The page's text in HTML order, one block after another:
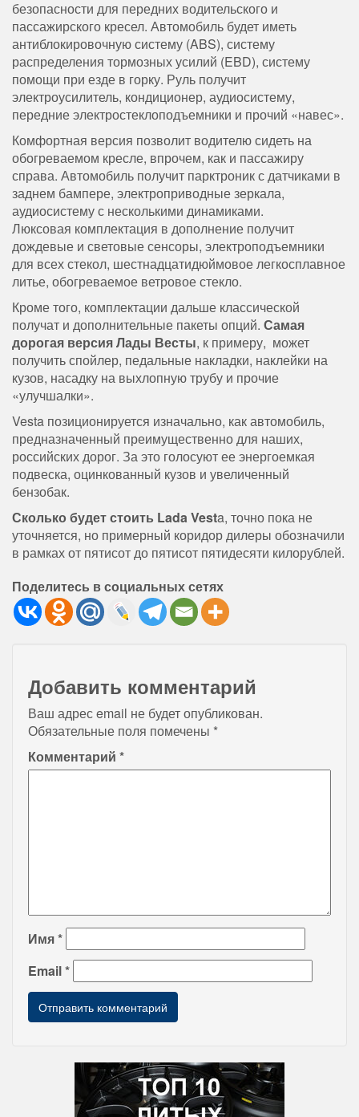
безопасности для передних водительского и
пассажирского кресел. Автомобиль будет иметь
антиблокировочную систему (ABS), систему
распределения тормозных усилий (EBD), систему
помощи при езде в горку. Руль получит
электроусилитель, кондиционер, аудиосистему,
передние электростеклоподъемники и прочий «навес».
Комфортная версия позволит водителю сидеть на
обогреваемом кресле, впрочем, как и пассажиру
справа. Автомобиль получит парктроник с датчиками в
заднем бампере, электроприводные зеркала,
аудиосистему с несколькими динамиками.
Люксовая комплектация в дополнение получит
дождевые и световые сенсоры, электроподъемники
для всех стекол, шестнадцатидюймовое легкосплавное
литье, обогреваемое ветровое стекло.
Кроме того, комплектации дальше классической
получат и дополнительные пакеты опций. Самая
дорогая версия Лады Весты, к примеру, может
получить спойлер, педальные накладки, наклейки на
кузов, насадку на выхлопную трубу и прочие
«улучшалки».
Vesta позиционируется изначально, как автомобиль,
предназначенный преимущественно для наших,
российских дорог. За это голосуют ее энергоемкая
подвеска, оцинкованный кузов и увеличенный
бензобак.
Сколько будет стоить Lada Vesta, точно пока не
уточняется, но примерный коридор дилеры обозначили
в рамках от пятисот до пятисот пятидесяти килорублей.
Поделитесь в социальных сетях
Добавить комментарий
Ваш адрес email не будет опубликован.
Обязательные поля помечены *
Комментарий *
Имя*
Email*